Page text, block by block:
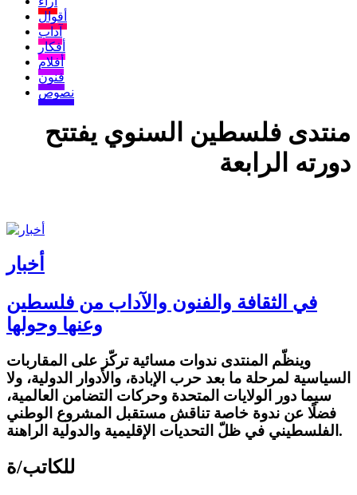
أقوال
آداب
أفكار
أفلام
فنون
نصوص
منتدى فلسطين السنوي يفتتح
دورته الرابعة
أخبار
في الثقافة والفنون والآداب من فلسطين
وعنها وحولها
وينظّم المنتدى ندوات مسائية تركّز على المقاربات
السياسية لمرحلة ما بعد حرب الإبادة، والأدوار الدولية، ولا
سيما دور الولايات المتحدة وحركات التضامن العالمية،
فضلًا عن ندوة خاصة تناقش مستقبل المشروع الوطني
الفلسطيني في ظلّ التحديات الإقليمية والدولية الراهنة.
للكاتب/ة